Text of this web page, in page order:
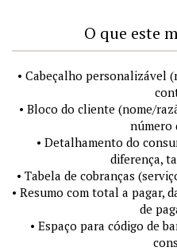
O que este
• Cabeçalho personalizável
• Bloco do cliente (nome/
número
• Detalhamento do
diferença,
• Tabela de cobranças
• Resumo com total a pagar,
de
• Espaço para código de